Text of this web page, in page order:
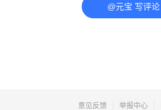
@元宝 写评论
意见反馈 举报中心